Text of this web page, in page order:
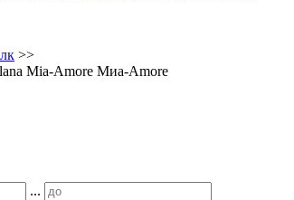
>>
Mia-Amore Миа-Amore
...